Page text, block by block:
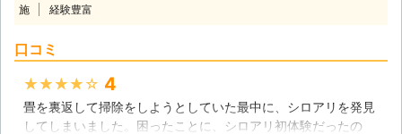
ためにこれからも精進してまいります
ご安心いただくため、大手保険会社と
の協力により、5年間の安心保証をお
施
経験豊富
口コミ
★★★★★ 4
畳を裏返して掃除をしようとしていた最中に、シロアリを発見
してしまいました。困ったことに、シロアリ初体験だったの